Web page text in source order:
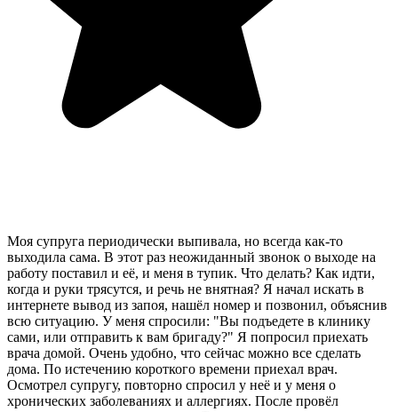
Моя супруга периодически выпивала, но всегда как-то
выходила сама. В этот раз неожиданный звонок о выходе на
работу поставил и её, и меня в тупик. Что делать? Как идти,
когда и руки трясутся, и речь не внятная? Я начал искать в
интернете вывод из запоя, нашёл номер и позвонил, объяснив
всю ситуацию. У меня спросили: "Вы подъедете в клинику
сами, или отправить к вам бригаду?" Я попросил приехать
врача домой. Очень удобно, что сейчас можно все сделать
дома. По истечению короткого времени приехал врач.
Осмотрел супругу, повторно спросил у неё и у меня о
хронических заболеваниях и аллергиях. После провёл